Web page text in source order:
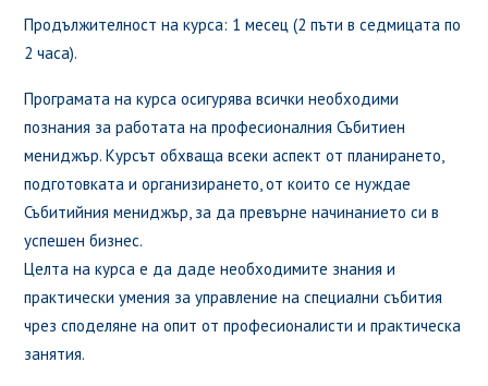
Продължителност на курса: 1 месец (2 пъти в седмицата по
2 часа).
Програмата на курса осигурява всички необходими
познания за работата на професионалния Събитиен
мениджър. Курсът обхваща всеки аспект от планирането,
подготовката и организирането, от които се нуждае
Събитийния мениджър, за да превърне начинанието си в
успешен бизнес.
Целта на курса е да даде необходимите знания и
практически умения за управление на специални събития
чрез споделяне на опит от професионалисти и практическа
занятия.